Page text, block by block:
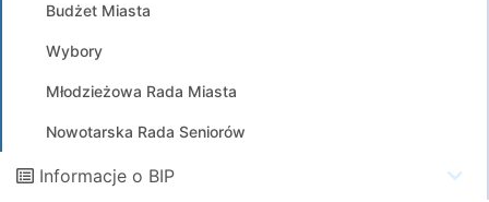
Budżet Miasta
Wybory
Młodzieżowa Rada Miasta
Nowotarska Rada Seniorów
Informacje o BIP